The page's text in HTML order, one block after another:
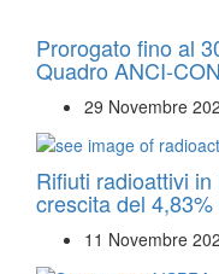
Prorogato fino al
Quadro ANCI-
29 Novembre
Rifiuti radioattivi
crescita del
11 Novembre